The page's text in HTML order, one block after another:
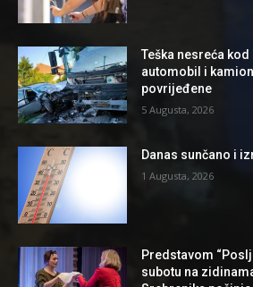
Teška nesreća
automobil i
povrijeđene
5 Augusta, 2026
Danas sunčano i
1 Augusta, 2026
Predstavom
subotu na